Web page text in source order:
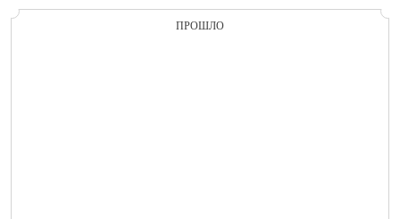
ПРОШЛО